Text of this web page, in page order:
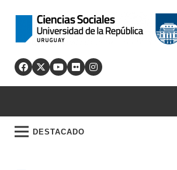
DESTACADO